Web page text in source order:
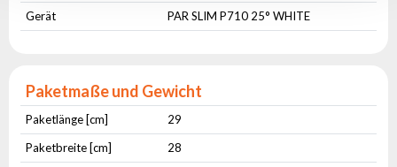
Gerät
PAR SLIM P710 25° WHITE
Paketmaße und Gewicht
Paketlänge [cm]
29
Paketbreite [cm]
28